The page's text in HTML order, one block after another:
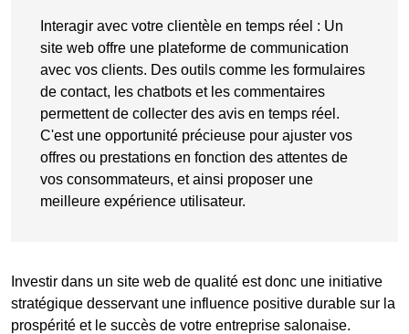
Interagir avec votre clientèle en temps réel : Un
site web offre une plateforme de communication
avec vos clients. Des outils comme les formulaires
de contact, les chatbots et les commentaires
permettent de collecter des avis en temps réel.
C'est une opportunité précieuse pour ajuster vos
offres ou prestations en fonction des attentes de
vos consommateurs, et ainsi proposer une
meilleure expérience utilisateur.
Investir dans un site web de qualité est donc une initiative
stratégique desservant une influence positive durable sur la
prospérité et le succès de votre entreprise salonaise.